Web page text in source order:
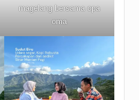
magelang bersama opa
oma